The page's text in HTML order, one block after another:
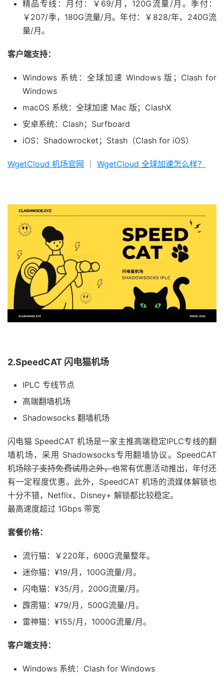
精品专线：月付：￥69/月，120G流量/月。季付：
￥207/季，180G流量/月。年付：￥828/年，240G流
量/月。
客户端支持：
Windows 系统：全球加速 Windows 版；Clash for
Windows
macOS 系统：全球加速 Mac 版；ClashX
安卓系统：Clash；Surfboard
iOS：Shadowrocket；Stash（Clash for iOS）
WgetCloud 机场官网 WgetCloud 全球加速怎么样？
2.SpeedCAT 闪电猫机场
IPLC 专线节点
高端翻墙机场
Shadowsocks 翻墙机场
闪电猫 SpeedCAT 机场是一家主推高端稳定IPLC专线的翻
墙机场，采用 Shadowsocks专用翻墙协议。SpeedCAT
机场除了支持免费试用之外，也常有优惠活动推出，年付还
有一定程度优惠。此外，SpeedCAT 机场的流媒体解锁也
十分不错，Netflix、Disney+ 解锁都比较稳定。
最高速度超过 1Gbps 带宽
套餐价格：
流行猫：￥220年，600G流量整年。
迷你猫：¥19/月，100G流量/月。
闪电猫：¥35/月，200G流量/月。
霹雳猫：¥79/月，500G流量/月。
雷神猫：¥155/月，1000G流量/月。
客户端支持：
Windows 系统：Clash for Windows